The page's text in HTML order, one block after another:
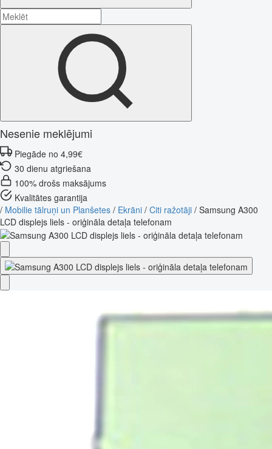
Nesenie meklējumi
Piegāde no 4,99€
30 dienu atgriešana
100% drošs maksājums
Kvalitātes garantija
/ Mobilie tālruņi un Planšetes / Ekrāni / Citi ražotāji / Samsung A300
LCD displejs liels - oriģināla detaļa telefonam